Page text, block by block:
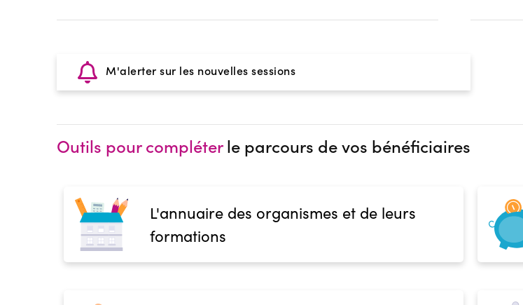
M'alerter sur les nouvelles sessions
Outils pour compléterle parcours de vos bénéficiaires
L'annuaire des organismes et de leurs
formations